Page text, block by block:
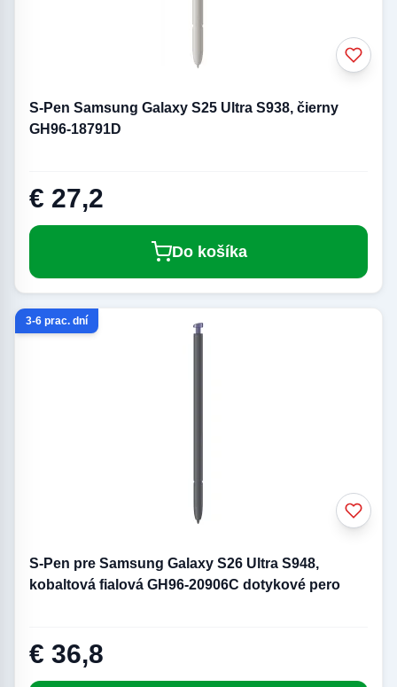
S-Pen Samsung Galaxy S25 Ultra S938, čierny
GH96-18791D
€ 27,2
Do košíka
3-6 prac. dní
S-Pen pre Samsung Galaxy S26 Ultra S948,
kobaltová fialová GH96-20906C dotykové pero
€ 36,8